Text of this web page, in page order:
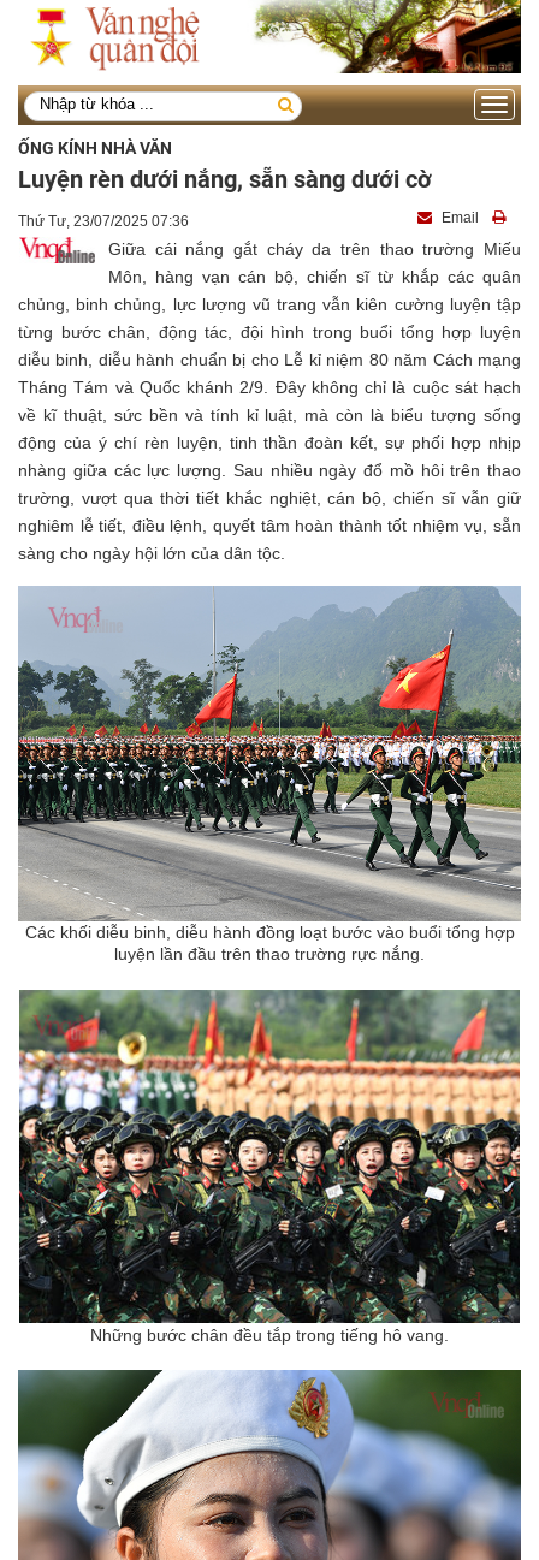
Toggle
ỐNG KÍNH NHÀ VĂN
Luyện rèn dưới nắng, sẵn sàng dưới cờ
Thứ Tư, 23/07/2025 07:36 Email
Giữa cái nắng gắt cháy da trên thao trường Miếu
Môn, hàng vạn cán bộ, chiến sĩ từ khắp các quân
chủng, binh chủng, lực lượng vũ trang vẫn kiên cường luyện tập
từng bước chân, động tác, đội hình trong buổi tổng hợp luyện
diễu binh, diễu hành chuẩn bị cho Lễ kỉ niệm 80 năm Cách mạng
Tháng Tám và Quốc khánh 2/9. Đây không chỉ là cuộc sát hạch
về kĩ thuật, sức bền và tính kỉ luật, mà còn là biểu tượng sống
động của ý chí rèn luyện, tinh thần đoàn kết, sự phối hợp nhịp
nhàng giữa các lực lượng. Sau nhiều ngày đổ mồ hôi trên thao
trường, vượt qua thời tiết khắc nghiệt, cán bộ, chiến sĩ vẫn giữ
nghiêm lễ tiết, điều lệnh, quyết tâm hoàn thành tốt nhiệm vụ, sẵn
sàng cho ngày hội lớn của dân tộc.
Các khối diễu binh, diễu hành đồng loạt bước vào buổi tổng hợp
luyện lần đầu trên thao trường rực nắng.
Những bước chân đều tắp trong tiếng hô vang.